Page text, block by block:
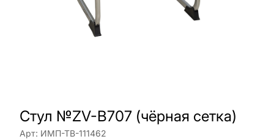
Стул №ZV-B707 (чёрная сетка)
Арт: ИМП-ТВ-111462